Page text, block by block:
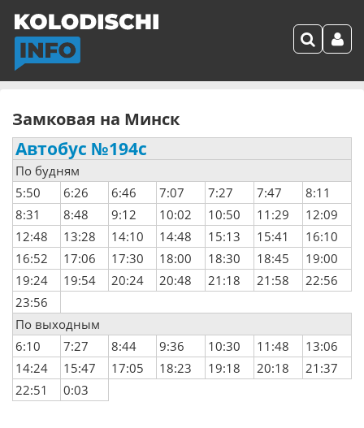
Замковая на Минск
Автобус №194с
По будням
5:50
6:26 6:46 7:07 7:27 7:47
8:11
8:31
8:48 9:12 10:02 10:50 11:29
12:09
12:48
13:28 14:10 14:48 15:13 15:41
16:10
16:52
17:06 17:30 18:00 18:30 18:45
19:00
19:24
19:54 20:24 20:48 21:18 21:58
22:56
23:56
По выходным
6:10
7:27 8:44 9:36 10:30 11:48
13:06
14:24
15:47 17:05 18:23 19:18 20:18
21:37
22:51
0:03